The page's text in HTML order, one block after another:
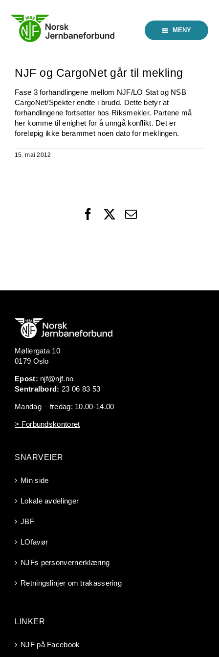
content
MENY
NJF og CargoNet går til mekling
Fase 3 forhandlingene mellom NJF/LO Stat og NSB
CargoNet/Spekter endte i brudd. Dette betyr at
forhandlingene fortsetter hos Riksmekler. Partene må
her komme til enighet for å unngå konflikt. Det er
foreløpig ikke berammet noen dato for meklingen.
15. mai 2012
FacebookEmail
Møllergata 10
0179 Oslo
Epost: njf@njf.no
Sentralbord: 23 06 83 53
Mandag – fredag: 10.00-14.00
> Forbundskontoret
SNARVEIER
Min side
Lokale avdelinger
JBF
LOfavør
NJFs personvernerklæring
Retningslinjer om trakassering
LINKER
NJF på Facebook